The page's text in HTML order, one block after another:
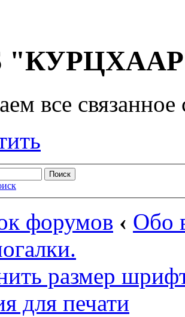
все
форумов ‹ Обо
размер
для печати